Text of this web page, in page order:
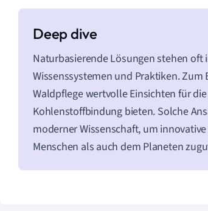
Naturbasierende Lösungen stehen
Wissenssystemen und Praktiken.
Waldpflege wertvolle Einsichten für
Kohlenstoffbindung bieten. Solche
moderner Wissenschaft, um
Menschen als auch dem Planeten